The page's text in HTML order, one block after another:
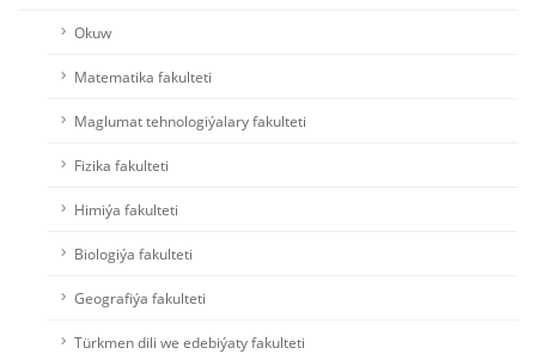
Okuw
Matematika fakulteti
Maglumat tehnologiýalary fakulteti
Fizika fakulteti
Himiýa fakulteti
Biologiýa fakulteti
Geografiýa fakulteti
Türkmen dili we edebiýaty fakulteti